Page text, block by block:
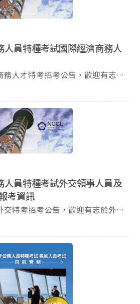
Relations (MAPCD) 詳細課
官網
人員特種考試國際經濟商務人
務人才特考招考公告，歡迎有志於
相關考試資訊：
定於115年12月13日舉行 考試
（第二試）：外語
英文（含國際貿
論述）、國際經濟學（含國際貿易
理論）、基礎法學（含民法、刑法
濟法與世界貿易組織（WTO）爭端
上、45歲以下，下列條件符合一
學院以上學校各院、系、組、所、
試之特種
人員特種考試外交領事人員及
考資訊
交特考招考公告，歡迎有志於外交
12月12日舉行。 考試內容概
、兩岸關係及比較政府與政治）。
翻譯、作文）、國際關係及近代外
濟學等（視組別而定）。 口試